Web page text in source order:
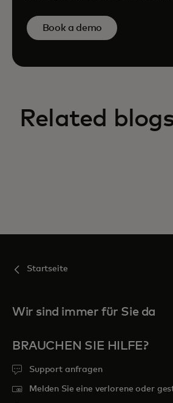
Book a demo
Related
Startseite
Wir sind immer für Sie da
BRAUCHEN SIE HILFE?
Support anfragen
Melden Sie eine verlorene oder